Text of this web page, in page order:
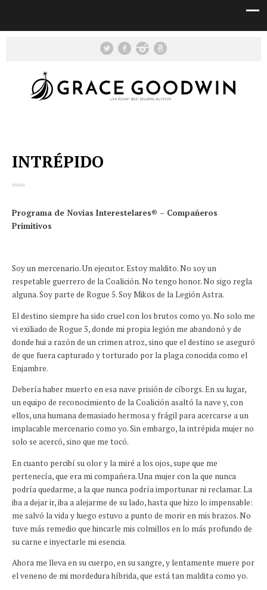
INTRÉPIDO
Programa de Novias Interestelares® – Compañeros
Primitivos
Soy un mercenario. Un ejecutor. Estoy maldito.No soy un
respetable guerrero de la Coalición. No tengo honor. No sigo regla
alguna. Soy parte de Rogue 5. Soy Mikos de la Legión Astra.
El destino siempre ha sido cruel con los brutos como yo. No solo me
vi exiliado de Rogue 5, donde mi propia legión me abandonó y de
donde hui a razón de un crimen atroz, sino que el destino se aseguró
de que fuera capturado y torturado por la plaga conocida como el
Enjambre.
Debería haber muerto en esa nave prisión de cíborgs. En su lugar,
un equipo de reconocimiento de la Coalición asaltó la nave y, con
ellos, una humana demasiado hermosa y frágil para acercarse a un
implacable mercenario como yo. Sin embargo, la intrépida mujer no
solo se acercó, sino que me tocó.
En cuanto percibí su olor y la miré a los ojos, supe que me
pertenecía, que era mi compañera. Una mujer con la que nunca
podría quedarme, a la que nunca podría importunar ni reclamar. La
iba a dejar ir, iba a alejarme de su lado, hasta que hizo lo impensable:
me salvó la vida y luego estuvo a punto de morir en mis brazos. No
tuve más remedio que hincarle mis colmillos en lo más profundo de
su carne e inyectarle mi esencia.
Ahora me lleva en su cuerpo, en su sangre, y lentamente muere por
el veneno de mi mordedura híbrida, que está tan maldita como yo.